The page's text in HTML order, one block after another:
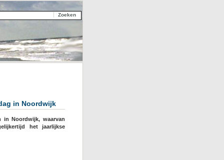
in Noordwijk
in Noordwijk, waarvan
het jaarlijkse